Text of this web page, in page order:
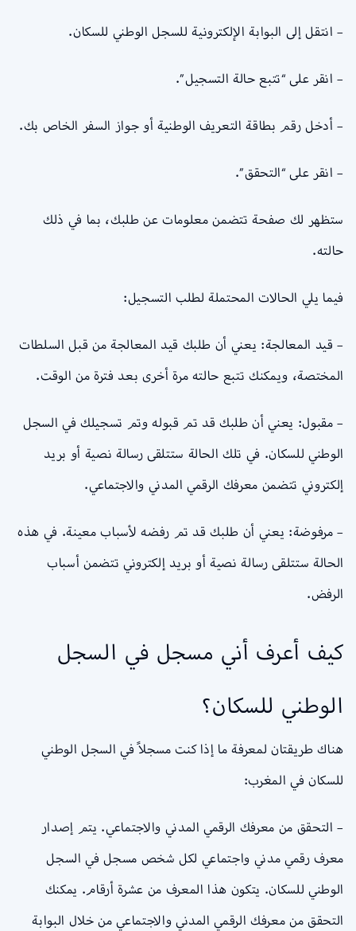
– انتقل إلى البوابة الإلكترونية للسجل الوطني للسكان.
– انقر على “تتبع حالة التسجيل”.
– أدخل رقم بطاقة التعريف الوطنية أو جواز السفر الخاص بك.
– انقر على “التحقق”.
ستظهر لك صفحة تتضمن معلومات عن طلبك، بما في ذلك
حالته.
فيما يلي الحالات المحتملة لطلب التسجيل:
– قيد المعالجة: يعني أن طلبك قيد المعالجة من قبل السلطات
المختصة، ويمكنك تتبع حالته مرة أخرى بعد فترة من الوقت.
– مقبول: يعني أن طلبك قد تم قبوله وتم تسجيلك في السجل
الوطني للسكان. في تلك الحالة ستتلقى رسالة نصية أو بريد
إلكتروني تتضمن معرفك الرقمي المدني والاجتماعي.
– مرفوضة: يعني أن طلبك قد تم رفضه لأسباب معينة. في هذه
الحالة ستتلقى رسالة نصية أو بريد إلكتروني تتضمن أسباب
الرفض.
كيف أعرف أني مسجل في السجل
الوطني للسكان؟
هناك طريقتان لمعرفة ما إذا كنت مسجلاً في السجل الوطني
للسكان في المغرب:
– التحقق من معرفك الرقمي المدني والاجتماعي. يتم إصدار
معرف رقمي مدني واجتماعي لكل شخص مسجل في السجل
الوطني للسكان. يتكون هذا المعرف من عشرة أرقام. يمكنك
التحقق من معرفك الرقمي المدني والاجتماعي من خلال البوابة